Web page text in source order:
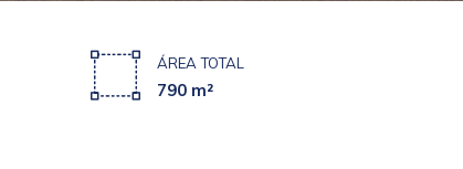
ÁREA TOTAL
790 m²